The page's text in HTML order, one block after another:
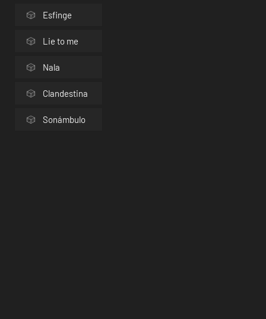
Esfinge
Lie to me
Nala
Clandestina
Sonámbulo